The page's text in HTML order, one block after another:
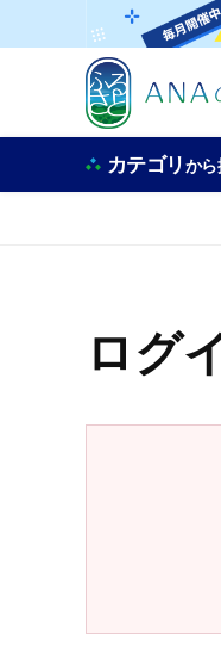
カテゴリから
ログ